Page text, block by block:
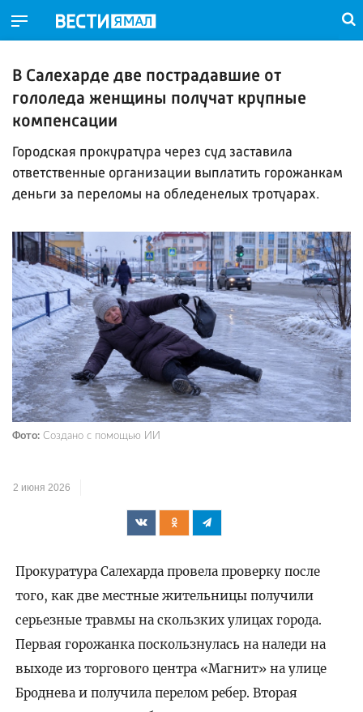
В Салехарде две пострадавшие от
гололеда женщины получат крупные
компенсации
Городская прокуратура через суд заставила
ответственные организации выплатить горожанкам
деньги за переломы на обледенелых тротуарах.
Фото: Создано с помощью ИИ
2 июня 2026
Прокуратура Салехарда провела проверку после
того, как две местные жительницы получили
серьезные травмы на скользких улицах города.
Первая горожанка поскользнулась на наледи на
выходе из торгового центра «Магнит» на улице
Броднева и получила перелом ребер. Вторая